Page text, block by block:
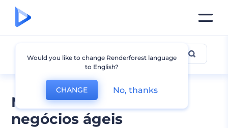
Modelos de site de
negócios ágeis
Negócios
Would you like to change Renderforest language
to English?
CHANGE No, thanks